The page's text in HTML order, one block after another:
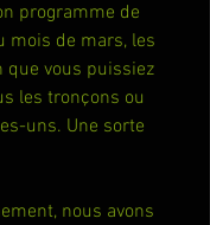
programme de
mois de mars, les
que vous puissiez
les tronçons ou
uns. Une sorte
nous avons